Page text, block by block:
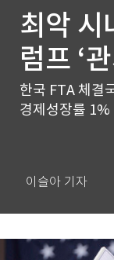
최악 시
럼프 ‘
한국 FTA 체결
경제성장률 1%
이슬아 기자